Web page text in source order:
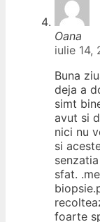
Oana
iulie 14,
Buna
deja a
simt
avut si
nici nu
si
sfat.
foarte